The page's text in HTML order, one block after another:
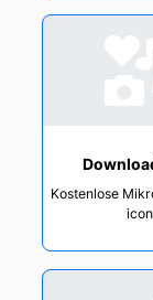
Kostenlose
icon